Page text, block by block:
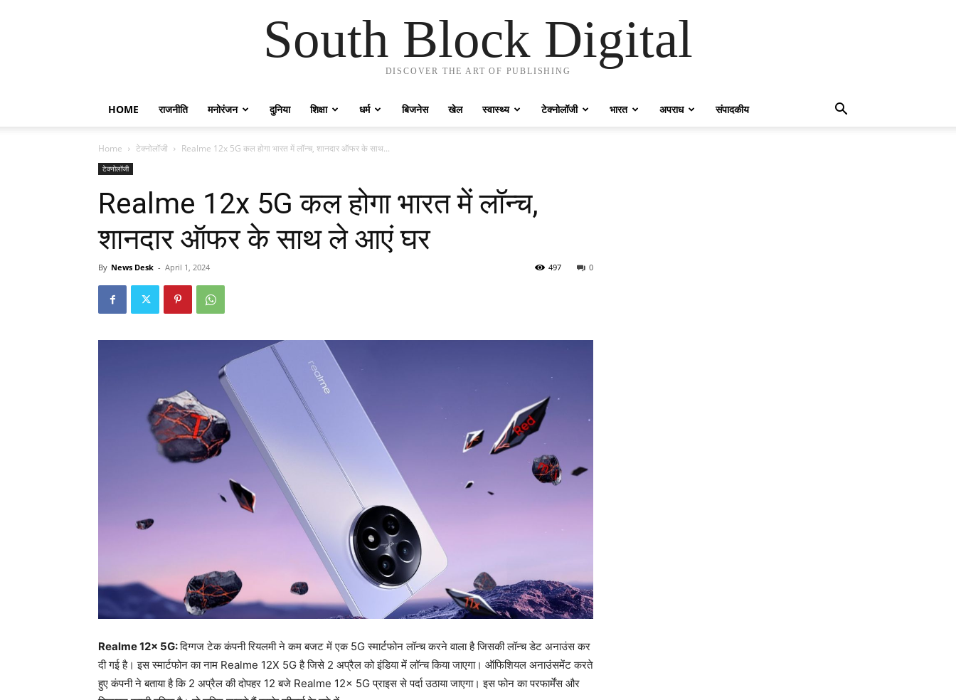
South Block Digital
DISCOVER THE ART OF PUBLISHING
HOME राजनीति मनोरंजन दुनिया शिक्षा धर्म बिजनेस खेल स्वास्थ्य टेक्नोलॉजी भारत अपराध संपादकीय
Home टेक्नोलॉजी Realme 12x 5G कल होगा भारत में लॉन्च, शानदार ऑफर के साथ...
टेक्नोलॉजी
Realme 12x 5G कल होगा भारत में लॉन्च,
शानदार ऑफर के साथ ले आएं घर
By News Desk - April 1, 2024 0
497
Realme 12x 5G:दिग्गज टेक कंपनी रियलमी ने कम बजट में एक 5G स्मार्टफोन लॉन्च करने वाला है जिसकी लॉन्च डेट अनाउंस कर
दी गई है। इस स्मार्टफोन का नाम Realme 12X 5G है जिसे 2 अप्रैल को इंडिया में लॉन्च किया जाएगा। ऑफिशियल अनाउंसमेंट करते
हुए कंपनी ने बताया है कि 2 अप्रैल की दोपहर 12 बजे Realme 12x 5G प्राइस से पर्दा उठाया जाएगा। इस फोन का परफार्मेंस और